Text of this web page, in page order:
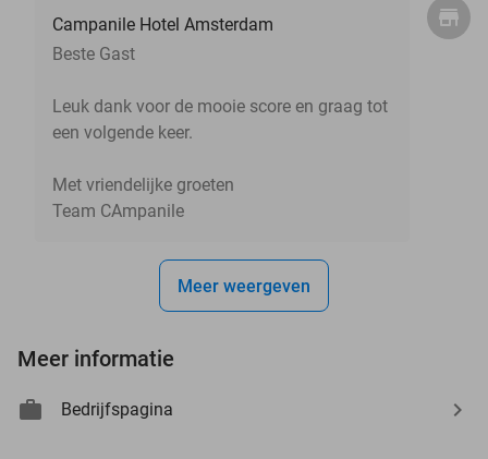
Campanile Hotel Amsterdam
Beste Gast
Leuk dank voor de mooie score en graag tot
een volgende keer.
Met vriendelijke groeten
Team CAmpanile
Meer weergeven
Meer informatie
Bedrijfspagina